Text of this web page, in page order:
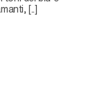
[..]